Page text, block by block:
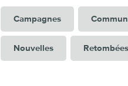
Campagnes
Nouvelles Retombées